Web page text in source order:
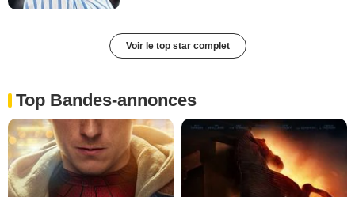
Voir le top star complet
Top Bandes-annonces